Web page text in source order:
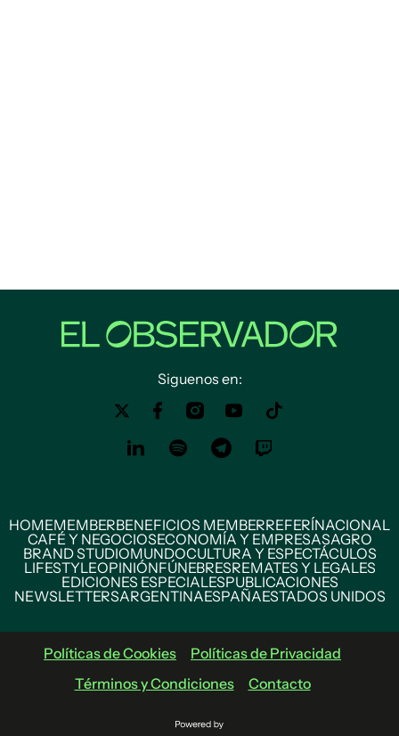
Siguenos en:
HOMEMEMBERBENEFICIOS MEMBERREFERÍNACIONAL
CAFÉ Y NEGOCIOSECONOMÍA Y EMPRESASAGRO
BRAND STUDIOMUNDOCULTURA Y ESPECTÁCULOS
LIFESTYLEOPINIÓNFÚNEBRESREMATES Y LEGALES
EDICIONES ESPECIALESPUBLICACIONES
NEWSLETTERSARGENTINAESPAÑAESTADOS UNIDOS
Políticas de Cookies
Políticas de Privacidad
Términos y Condiciones
Contacto